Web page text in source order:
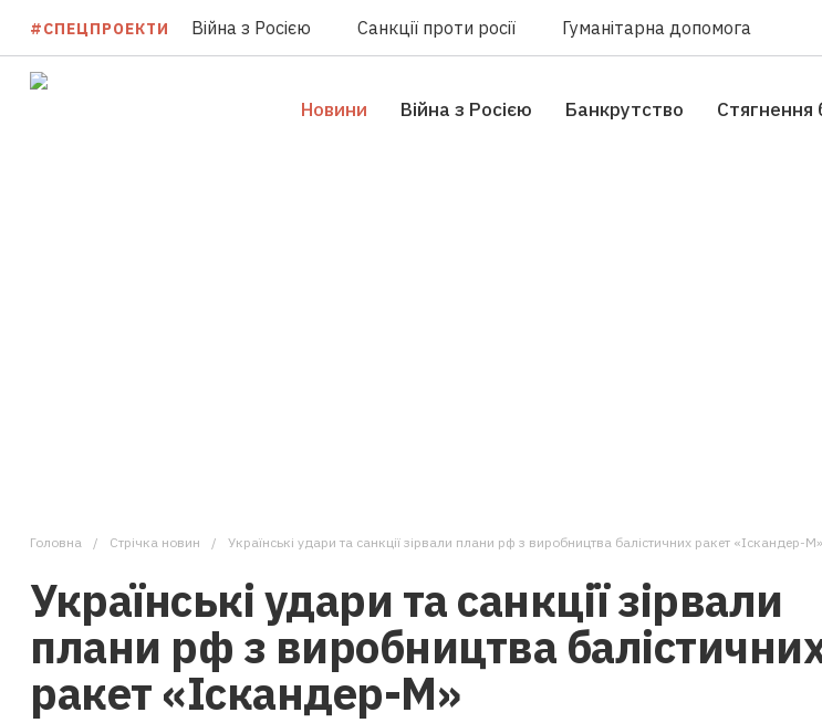
#СПЕЦПРОЕКТИ Війна з Росією Санкції проти росії Гуманітарна допомога
Новини Війна з Росією Банкрутство Стягнення
Головна Стрічка новин Українські удари та санкції зірвали плани рф з виробництва балістичних ракет «Іскандер-М»
Українські удари та санкції зірвали
плани рф з виробництва
ракет «Іскандер-М»